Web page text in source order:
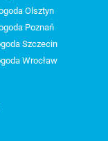
Olsztyn
Poznań
Szczecin
Wrocław